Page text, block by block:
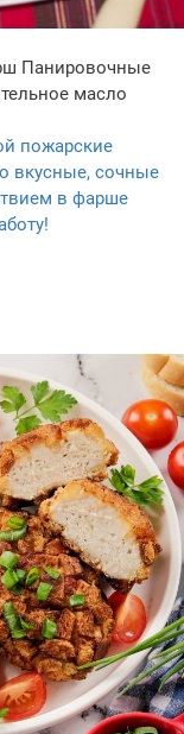
Панировочные
масло
пожарские
вкусные, сочные
в фарше